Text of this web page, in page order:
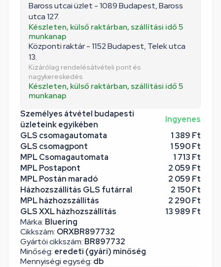
Márka: Bluering
Cikkszám: ORXBR897732
Gyártói cikkszám: BR897732
Minőség: eredeti (gyári) minőség
Mennyiségi egység: db
Baross utcai üzlet - 1089 Budapest, Baross
utca 127.
Készleten, külső raktárban, szállítási idő 5
munkanap
Központi raktár - 1152 Budapest, Telek utca
13.
Kizárólag rendelésátvételi pont és
nagykereskedés
Készleten, külső raktárban, szállítási idő 5
munkanap
Személyes átvétel budapesti
üzleteink egyikében
Ingyenes
GLS csomagautomata
1 389 Ft
GLS csomagpont
1 590 Ft
MPL Csomagautomata
1 713 Ft
MPL Postapont
2 059 Ft
MPL Postán maradó
2 059 Ft
Házhozszállítás GLS futárral
2 150 Ft
MPL házhozszállítás
2 290 Ft
GLS XXL házhozszállítás
13 989 Ft